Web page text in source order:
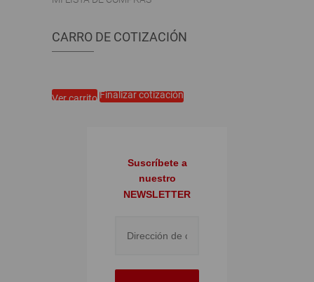
CARRO DE COTIZACIÓN
Ver carritoFinalizar cotización
Suscríbete a
nuestro
NEWSLETTER